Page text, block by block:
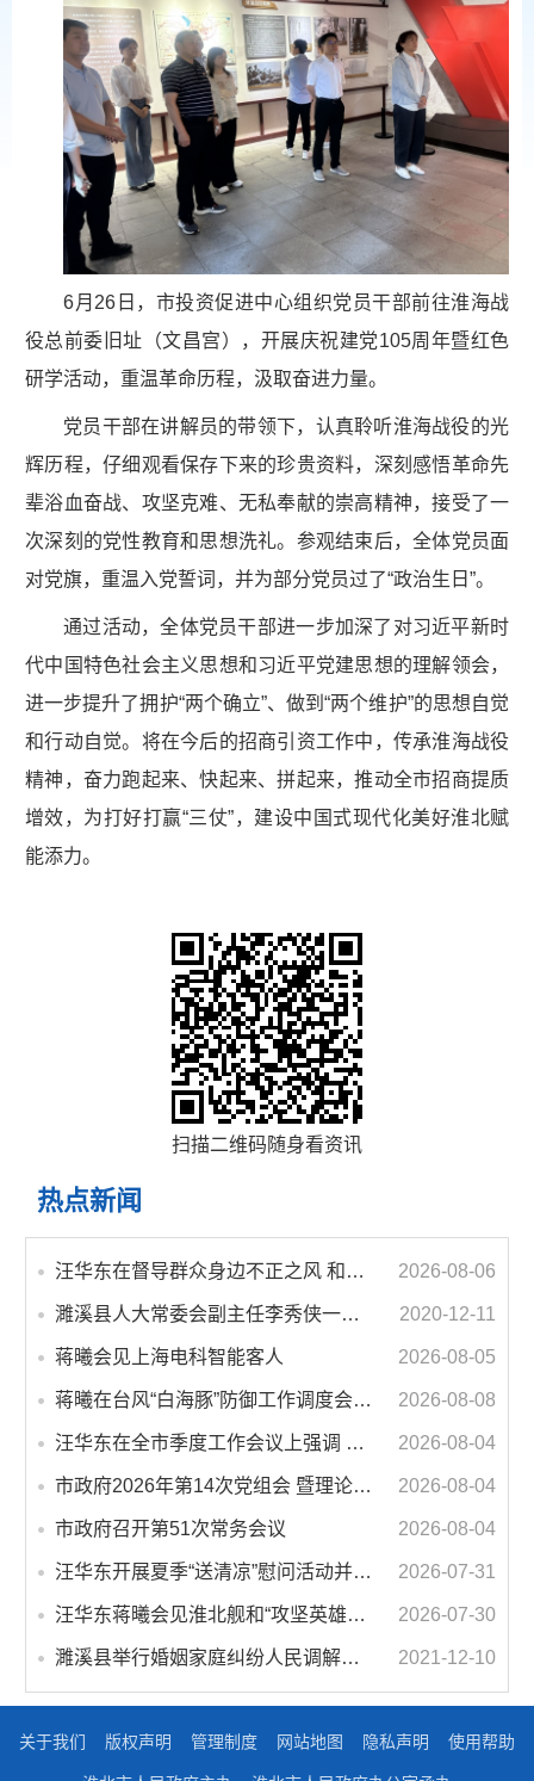
6月26日，市投资促进中心组织党员干部前往淮海战
役总前委旧址（文昌宫），开展庆祝建党105周年暨红色
研学活动，重温革命历程，汲取奋进力量。
党员干部在讲解员的带领下，认真聆听淮海战役的光
辉历程，仔细观看保存下来的珍贵资料，深刻感悟革命先
辈浴血奋战、攻坚克难、无私奉献的崇高精神，接受了一
次深刻的党性教育和思想洗礼。参观结束后，全体党员面
对党旗，重温入党誓词，并为部分党员过了“政治生日”。
通过活动，全体党员干部进一步加深了对习近平新时
代中国特色社会主义思想和习近平党建思想的理解领会，
进一步提升了拥护“两个确立”、做到“两个维护”的思想自觉
和行动自觉。将在今后的招商引资工作中，传承淮海战役
精神，奋力跑起来、快起来、拼起来，推动全市招商提质
增效，为打好打赢“三仗”，建设中国式现代化美好淮北赋
能添力。
扫描二维码随身看资讯
热点新闻
汪华东在督导群众身边不正之风 和腐败问题集中整治工作时强调 以更高标准更实举措纵深推进集中整治 不断增强人民群众获得感幸福感安全感 2026-08-06
濉溪县人大常委会副主任李秀侠一行调研城乡客运一体化和治超工作 2020-12-11
蒋曦会见上海电科智能客人 2026-08-05
蒋曦在台风“白海豚”防御工作调度会上强调 牢固树立和践行正确政绩观 切实维护人民群众生命财产安全 2026-08-08
汪华东在全市季度工作会议上强调 锚定打好“三仗”任务和年度预期目标不动摇 在全市上下掀起比学赶超争先进位的攻坚热潮 2026-08-04
市政府2026年第14次党组会 暨理论学习中心组学习会议召开 蒋曦主持会议并讲话 2026-08-04
市政府召开第51次常务会议 2026-08-04
汪华东开展夏季“送清凉”慰问活动并调研专门教育工作 落实落细防暑降温措施 用心用情关爱一线职工 2026-07-31
汪华东蒋曦会见淮北舰和“攻坚英雄连”官兵代表 2026-07-30
濉溪县举行婚姻家庭纠纷人民调解委员会暨调解志愿者服务团成立仪式 2021-12-10
关于我们 版权声明 管理制度 网站地图 隐私声明 使用帮助